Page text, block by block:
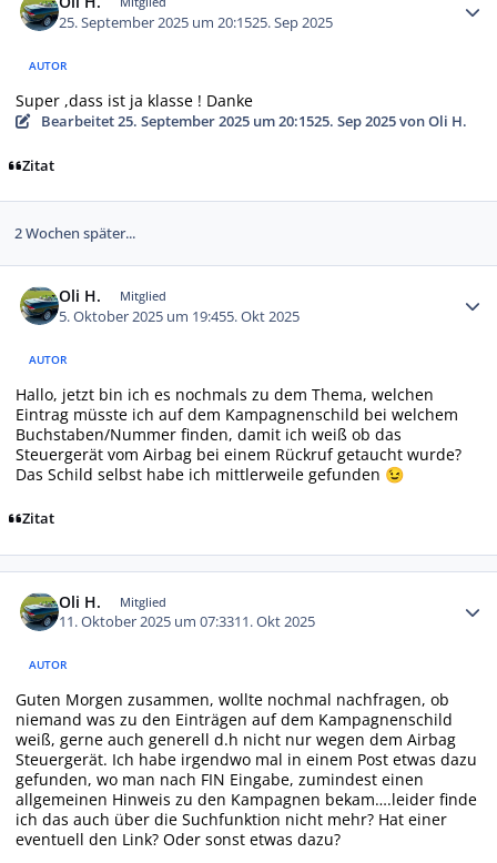
25. September 2025 um 20:1525. Sep 2025
AUTOR
Super ,dass ist ja klasse ! Danke
Bearbeitet25. September 2025 um 20:1525. Sep 2025von Oli H.
Zitat
2 Wochen später...
Oli H. Mitglied
5. Oktober 2025 um 19:455. Okt 2025
AUTOR
Hallo, jetzt bin ich es nochmals zu dem Thema, welchen
Eintrag müsste ich auf dem Kampagnenschild bei welchem
Buchstaben/Nummer finden, damit ich weiß ob das
Steuergerät vom Airbag bei einem Rückruf getaucht wurde?
Das Schild selbst habe ich mittlerweile gefunden 😉
Zitat
Oli H. Mitglied
11. Oktober 2025 um 07:3311. Okt 2025
AUTOR
Guten Morgen zusammen, wollte nochmal nachfragen, ob
niemand was zu den Einträgen auf dem Kampagnenschild
weiß, gerne auch generell d.h nicht nur wegen dem Airbag
Steuergerät. Ich habe irgendwo mal in einem Post etwas dazu
gefunden, wo man nach FIN Eingabe, zumindest einen
allgemeinen Hinweis zu den Kampagnen bekam….leider finde
ich das auch über die Suchfunktion nicht mehr? Hat einer
eventuell den Link? Oder sonst etwas dazu?